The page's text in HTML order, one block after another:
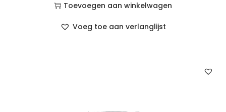
Toevoegen aan winkelwagen
Voeg toe aan verlanglijst